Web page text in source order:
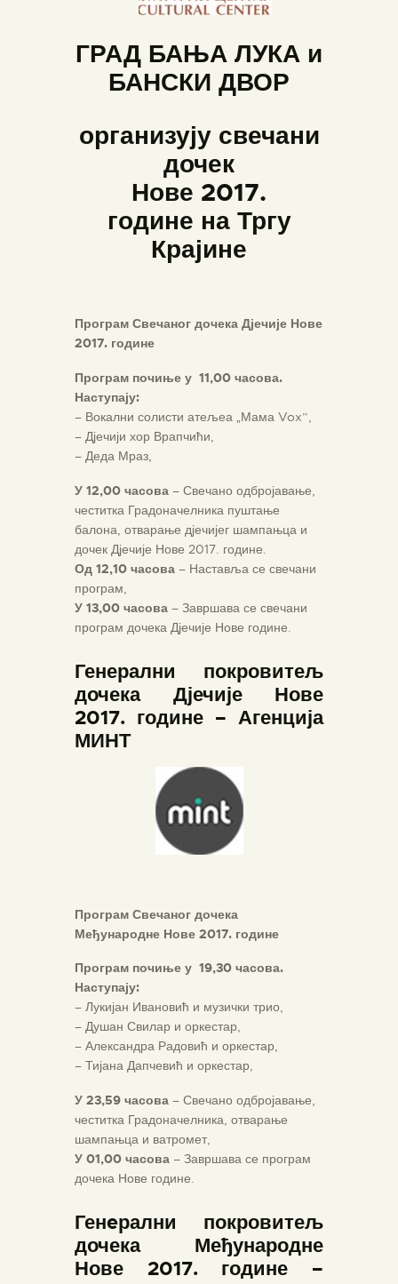
ГРАД БАЊА ЛУКА и
БАНСКИ ДВОР
организују свечани
дочек
Нове 2017.
године на Тргу
Крајине
Програм Свечаног дочека Дјечије Нове
2017. године
Програм почиње у 11,00 часова.
Наступају:
– Вокални солисти атељеа „Мама Vox”,
– Дјечији хор Врапчићи,
– Деда Мраз,
У 12,00 часова – Свечано одбројавање,
честитка Градоначелника пуштање
балона, отварање дјечијег шампањца и
дочек Дјечије Нове 2017. године.
Од 12,10 часова – Наставља се свечани
програм,
У 13,00 часова – Завршава се свечани
програм дочека Дјечије Нове године.
Генерални покровитељ
дочека Дјечије Нове
2017. године – Агенција
МИНТ
Програм Свечаног дочека
Међународне Нове 2017. године
Програм почиње у 19,30 часова.
Наступају:
– Лукијан Ивановић и музички трио,
– Душан Свилар и оркестар,
– Александра Радовић и оркестар,
– Тијана Дапчевић и оркестар,
У 23,59 часова – Свечано одбројавање,
честитка Градоначелника, отварање
шампањца и ватромет,
У 01,00 часова – Завршава се програм
дочека Нове године.
Генeрални покровитељ
дочека Међународне
Нове 2017. године –